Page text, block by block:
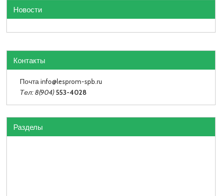
Новости
Контакты
Почта info@lesprom-spb.ru
Тел: 8(904) 553-4028
Разделы